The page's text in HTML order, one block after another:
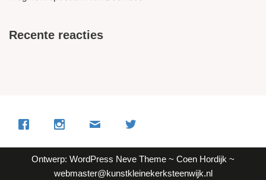
Recente reacties
Ontwerp: WordPress Neve Theme ~ Coen Hordijk ~
webmaster@kunstkleinekerksteenwijk.nl